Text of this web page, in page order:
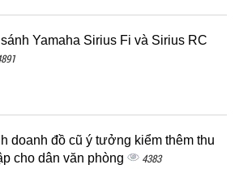
Yamaha Sirius Fi và Sirius RC
doanh đồ cũ ý tưởng kiểm thêm thu
cho dân văn phòng
4383